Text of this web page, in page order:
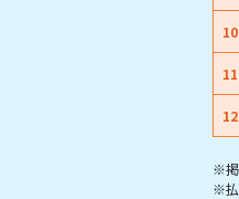
※掲
※払